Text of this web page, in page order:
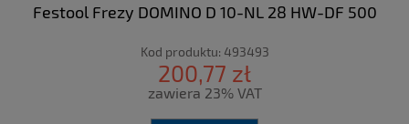
Festool Frezy DOMINO D 10-NL 28 HW-DF 500
Kod produktu: 493493
200,77 zł
zawiera 23% VAT